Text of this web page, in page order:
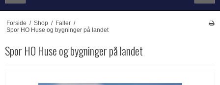
Forside / Shop / Faller /
Spor HO Huse og bygninger på landet
Spor HO Huse og bygninger på landet